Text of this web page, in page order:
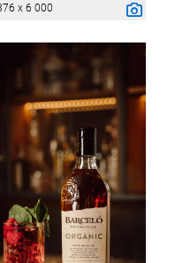
x 6 000